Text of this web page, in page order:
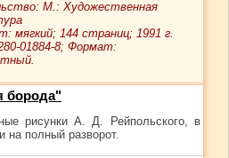
М.: Художественная
мягкий; 144 страниц; 1991 г.
01884-8; Формат:
борода"
рисунки А. Д. Рейпольского, в
на полный разворот.